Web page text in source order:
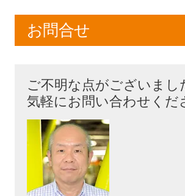
お問合せ
ご不明な点がございまし
気軽にお問い合わせくだ